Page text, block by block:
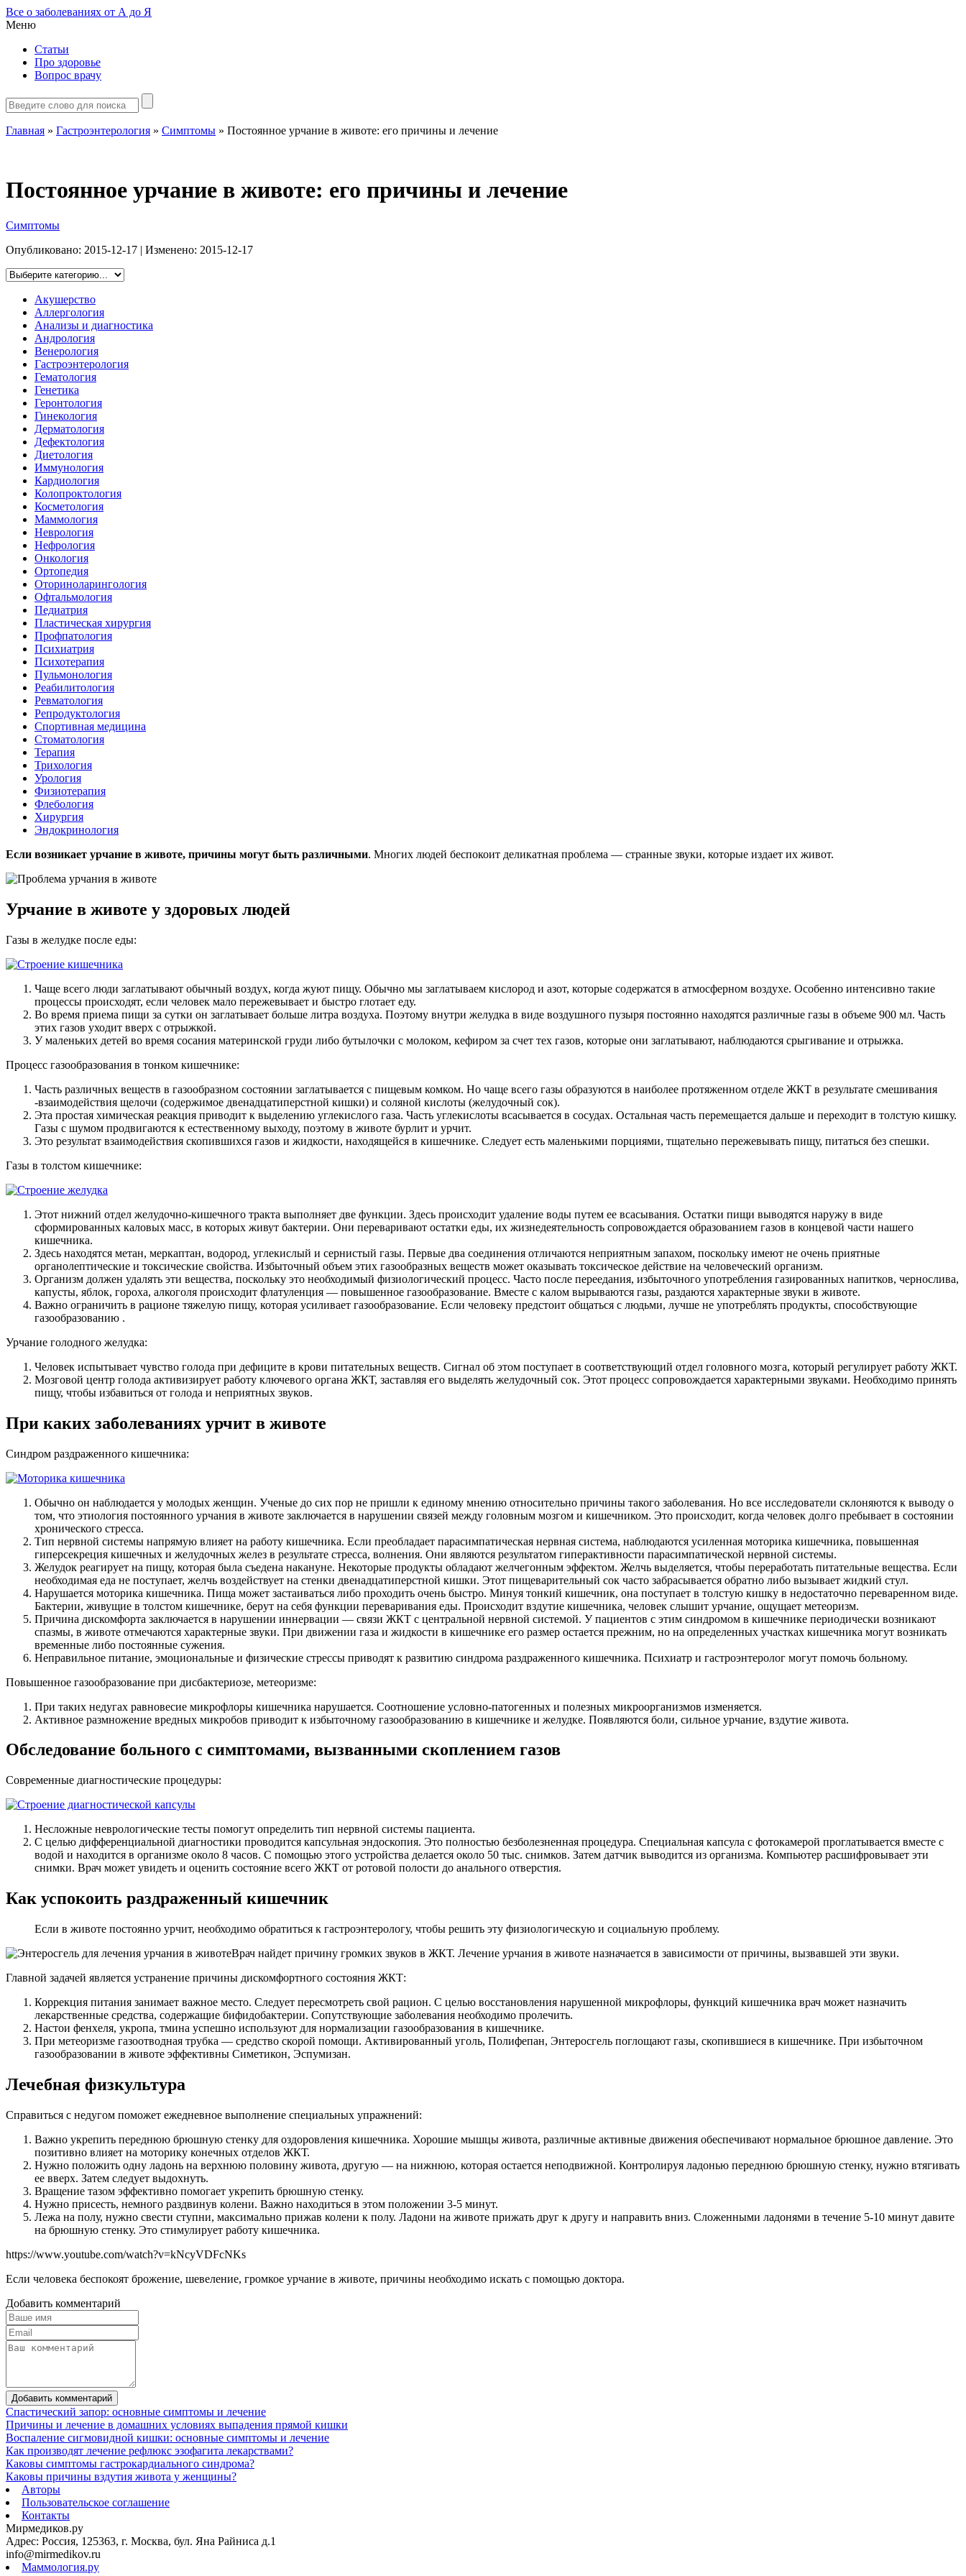
Все о заболеваниях от А до Я
Меню
Статьи
Про здоровье
Вопрос врачу
Главная » Гастроэнтерология » Симптомы » Постоянное урчание в животе: его причины и лечение
Постоянное урчание в животе: его причины и лечение
Симптомы
Опубликовано: 2015-12-17 | Изменено: 2015-12-17
Акушерство
Аллергология
Анализы и диагностика
Андрология
Венерология
Гастроэнтерология
Гематология
Генетика
Геронтология
Гинекология
Дерматология
Дефектология
Диетология
Иммунология
Кардиология
Колопроктология
Косметология
Маммология
Неврология
Нефрология
Онкология
Ортопедия
Оториноларингология
Офтальмология
Педиатрия
Пластическая хирургия
Профпатология
Психиатрия
Психотерапия
Пульмонология
Реабилитология
Ревматология
Репродуктология
Спортивная медицина
Стоматология
Терапия
Трихология
Урология
Физиотерапия
Флебология
Хирургия
Эндокринология
Если возникает урчание в животе, причины могут быть различными. Многих людей беспокоит деликатная проблема — странные звуки, которые издает их живот.
Урчание в животе у здоровых людей
Газы в желудке после еды:
Чаще всего люди заглатывают обычный воздух, когда жуют пищу. Обычно мы заглатываем кислород и азот, которые содержатся в атмосферном воздухе. Особенно интенсивно такие
процессы происходят, если человек мало пережевывает и быстро глотает еду.
Во время приема пищи за сутки он заглатывает больше литра воздуха. Поэтому внутри желудка в виде воздушного пузыря постоянно находятся различные газы в объеме 900 мл. Часть
этих газов уходит вверх с отрыжкой.
У маленьких детей во время сосания материнской груди либо бутылочки с молоком, кефиром за счет тех газов, которые они заглатывают, наблюдаются срыгивание и отрыжка.
Процесс газообразования в тонком кишечнике:
Часть различных веществ в газообразном состоянии заглатывается с пищевым комком. Но чаще всего газы образуются в наиболее протяженном отделе ЖКТ в результате смешивания
-взаимодействия щелочи (содержимое двенадцатиперстной кишки) и соляной кислоты (желудочный сок).
Эта простая химическая реакция приводит к выделению углекислого газа. Часть углекислоты всасывается в сосудах. Остальная часть перемещается дальше и переходит в толстую кишку.
Газы с шумом продвигаются к естественному выходу, поэтому в животе бурлит и урчит.
Это результат взаимодействия скопившихся газов и жидкости, находящейся в кишечнике. Следует есть маленькими порциями, тщательно пережевывать пищу, питаться без спешки.
Газы в толстом кишечнике:
Этот нижний отдел желудочно-кишечного тракта выполняет две функции. Здесь происходит удаление воды путем ее всасывания. Остатки пищи выводятся наружу в виде
сформированных каловых масс, в которых живут бактерии. Они переваривают остатки еды, их жизнедеятельность сопровождается образованием газов в концевой части нашего
кишечника.
Здесь находятся метан, меркаптан, водород, углекислый и сернистый газы. Первые два соединения отличаются неприятным запахом, поскольку имеют не очень приятные
органолептические и токсические свойства. Избыточный объем этих газообразных веществ может оказывать токсическое действие на человеческий организм.
Организм должен удалять эти вещества, поскольку это необходимый физиологический процесс. Часто после переедания, избыточного употребления газированных напитков, чернослива,
капусты, яблок, гороха, алкоголя происходит флатуленция — повышенное газообразование. Вместе с калом вырываются газы, раздаются характерные звуки в животе.
Важно ограничить в рационе тяжелую пищу, которая усиливает газообразование. Если человеку предстоит общаться с людьми, лучше не употреблять продукты, способствующие
газообразованию .
Урчание голодного желудка:
Человек испытывает чувство голода при дефиците в крови питательных веществ. Сигнал об этом поступает в соответствующий отдел головного мозга, который регулирует работу ЖКТ.
Мозговой центр голода активизирует работу ключевого органа ЖКТ, заставляя его выделять желудочный сок. Этот процесс сопровождается характерными звуками. Необходимо принять
пищу, чтобы избавиться от голода и неприятных звуков.
При каких заболеваниях урчит в животе
Синдром раздраженного кишечника:
Обычно он наблюдается у молодых женщин. Ученые до сих пор не пришли к единому мнению относительно причины такого заболевания. Но все исследователи склоняются к выводу о
том, что этиология постоянного урчания в животе заключается в нарушении связей между головным мозгом и кишечником. Это происходит, когда человек долго пребывает в состоянии
хронического стресса.
Тип нервной системы напрямую влияет на работу кишечника. Если преобладает парасимпатическая нервная система, наблюдаются усиленная моторика кишечника, повышенная
гиперсекреция кишечных и желудочных желез в результате стресса, волнения. Они являются результатом гиперактивности парасимпатической нервной системы.
Желудок реагирует на пищу, которая была съедена накануне. Некоторые продукты обладают желчегонным эффектом. Желчь выделяется, чтобы переработать питательные вещества. Если
необходимая еда не поступает, желчь воздействует на стенки двенадцатиперстной кишки. Этот пищеварительный сок часто забрасывается обратно либо вызывает жидкий стул.
Нарушается моторика кишечника. Пища может застаиваться либо проходить очень быстро. Минуя тонкий кишечник, она поступает в толстую кишку в недостаточно переваренном виде.
Бактерии, живущие в толстом кишечнике, берут на себя функции переваривания еды. Происходит вздутие кишечника, человек слышит урчание, ощущает метеоризм.
Причина дискомфорта заключается в нарушении иннервации — связи ЖКТ с центральной нервной системой. У пациентов с этим синдромом в кишечнике периодически возникают
спазмы, в животе отмечаются характерные звуки. При движении газа и жидкости в кишечнике его размер остается прежним, но на определенных участках кишечника могут возникать
временные либо постоянные сужения.
Неправильное питание, эмоциональные и физические стрессы приводят к развитию синдрома раздраженного кишечника. Психиатр и гастроэнтеролог могут помочь больному.
Повышенное газообразование при дисбактериозе, метеоризме:
При таких недугах равновесие микрофлоры кишечника нарушается. Соотношение условно-патогенных и полезных микроорганизмов изменяется.
Активное размножение вредных микробов приводит к избыточному газообразованию в кишечнике и желудке. Появляются боли, сильное урчание, вздутие живота.
Обследование больного с симптомами, вызванными скоплением газов
Современные диагностические процедуры:
Несложные неврологические тесты помогут определить тип нервной системы пациента.
С целью дифференциальной диагностики проводится капсульная эндоскопия. Это полностью безболезненная процедура. Специальная капсула с фотокамерой проглатывается вместе с
водой и находится в организме около 8 часов. С помощью этого устройства делается около 50 тыс. снимков. Затем датчик выводится из организма. Компьютер расшифровывает эти
снимки. Врач может увидеть и оценить состояние всего ЖКТ от ротовой полости до анального отверстия.
Как успокоить раздраженный кишечник
Если в животе постоянно урчит, необходимо обратиться к гастроэнтерологу, чтобы решить эту физиологическую и социальную проблему.
Врач найдет причину громких звуков в ЖКТ. Лечение урчания в животе назначается в зависимости от причины, вызвавшей эти звуки.
Главной задачей является устранение причины дискомфортного состояния ЖКТ:
Коррекция питания занимает важное место. Следует пересмотреть свой рацион. С целью восстановления нарушенной микрофлоры, функций кишечника врач может назначить
лекарственные средства, содержащие бифидобактерии. Сопутствующие заболевания необходимо пролечить.
Настои фенхеля, укропа, тмина успешно используют для нормализации газообразования в кишечнике.
При метеоризме газоотводная трубка — средство скорой помощи. Активированный уголь, Полифепан, Энтеросгель поглощают газы, скопившиеся в кишечнике. При избыточном
газообразовании в животе эффективны Симетикон, Эспумизан.
Лечебная физкультура
Справиться с недугом поможет ежедневное выполнение специальных упражнений:
Важно укрепить переднюю брюшную стенку для оздоровления кишечника. Хорошие мышцы живота, различные активные движения обеспечивают нормальное брюшное давление. Это
позитивно влияет на моторику конечных отделов ЖКТ.
Нужно положить одну ладонь на верхнюю половину живота, другую — на нижнюю, которая остается неподвижной. Контролируя ладонью переднюю брюшную стенку, нужно втягивать
ее вверх. Затем следует выдохнуть.
Вращение тазом эффективно помогает укрепить брюшную стенку.
Нужно присесть, немного раздвинув колени. Важно находиться в этом положении 3-5 минут.
Лежа на полу, нужно свести ступни, максимально прижав колени к полу. Ладони на животе прижать друг к другу и направить вниз. Сложенными ладонями в течение 5-10 минут давите
на брюшную стенку. Это стимулирует работу кишечника.
https://www.youtube.com/watch?v=kNcyVDFcNKs
Если человека беспокоят брожение, шевеление, громкое урчание в животе, причины необходимо искать с помощью доктора.
Добавить комментарий
Добавить комментарий
Спастический запор: основные симптомы и лечение
Причины и лечение в домашних условиях выпадения прямой кишки
Воспаление сигмовидной кишки: основные симптомы и лечение
Как производят лечение рефлюкс эзофагита лекарствами?
Каковы симптомы гастрокардиального синдрома?
Каковы причины вздутия живота у женщины?
Авторы
Пользовательское соглашение
Контакты
Мирмедиков.ру
Адрес: Россия, 125363, г. Москва, бул. Яна Райниса д.1
info@mirmedikov.ru
Маммология.ру